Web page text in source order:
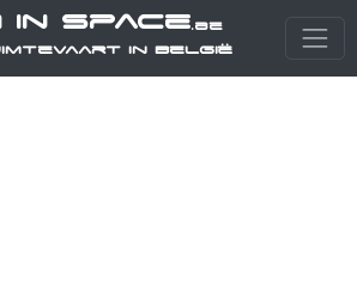
in Space.be
in België